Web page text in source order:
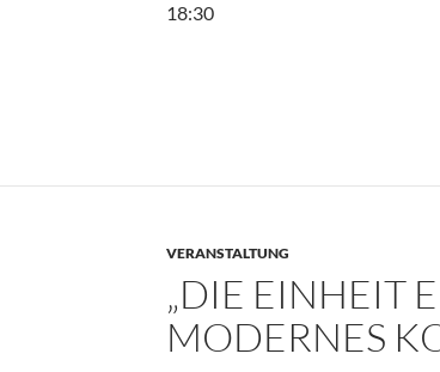
18:30
VERANSTALTUNG
„DIE EINHEIT
MODERNES